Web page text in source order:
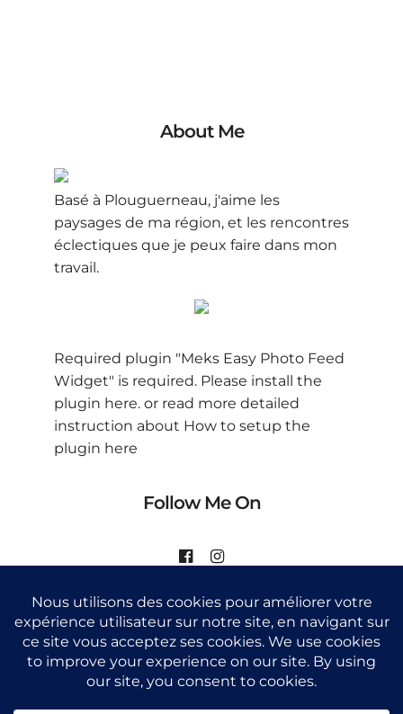
About Me
Basé à Plouguerneau, j'aime les
paysages de ma région, et les rencontres
éclectiques que je peux faire dans mon
travail.
Required plugin "Meks Easy Photo Feed
Widget" is required. Please install the
plugin here. or read more detailed
instruction about How to setup the
plugin here
Follow Me On